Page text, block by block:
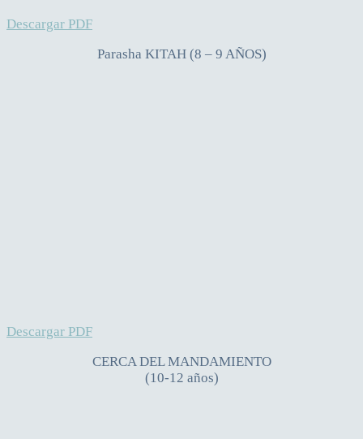
Descargar PDF
Parasha KITAH (8 – 9 AÑOS)
Descargar PDF
CERCA DEL MANDAMIENTO
(10-12 años)